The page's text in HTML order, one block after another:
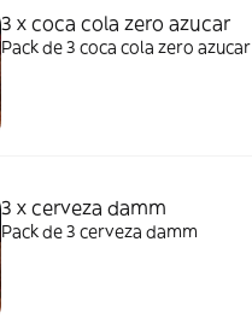
3 x coca cola zero azucar
Pack de 3 coca cola zero azucar
3 x cerveza damm
Pack de 3 cerveza damm